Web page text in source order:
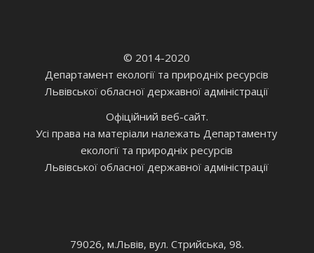
© 2014-2020
Департамент екології та природніх ресурсів
Львівської обласної державної адміністрації
Офіційний веб-сайт.
Усі права на матеріали належать Департаменту
екології та природніх ресурсів
Львівської обласної державної адміністрації
79026, м.Львів, вул. Стрийська, 98.